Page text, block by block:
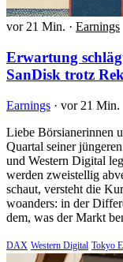
vor 21 Min. · Earnings
Erwartung
SanDisk trotz
Earnings · vor 21 Min.
Liebe Börsianerinnen
Quartal seiner
und Western Digital
werden zweistellig
schaut, versteht die
woanders: in der
dem, was der Markt
DAX Western Digital Tokyo